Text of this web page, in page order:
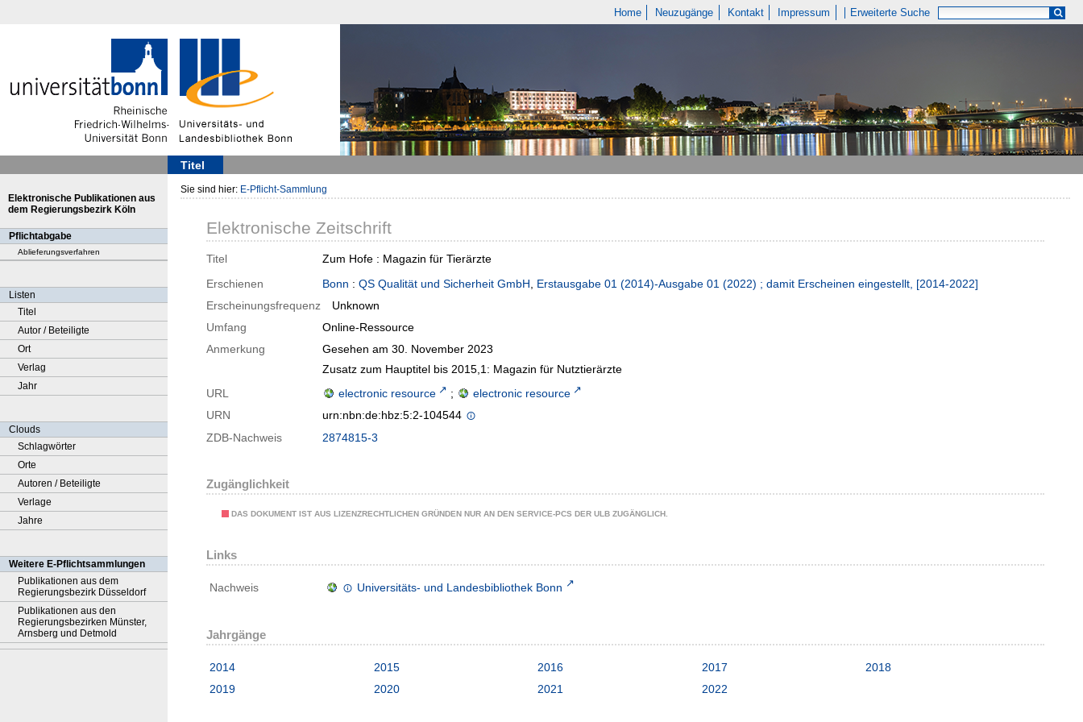
Home Neuzugänge Kontakt Impressum Erweiterte Suche
Titel
Elektronische Publikationen aus
dem Regierungsbezirk Köln
Pflichtabgabe
Ablieferungsverfahren
Listen
Titel
Autor / Beteiligte
Ort
Verlag
Jahr
Clouds
Schlagwörter
Orte
Autoren / Beteiligte
Verlage
Jahre
Weitere E-Pflichtsammlungen
Publikationen aus dem
Regierungsbezirk Düsseldorf
Publikationen aus den
Regierungsbezirken Münster,
Arnsberg und Detmold
Sie sind hier: E-Pflicht-Sammlung
Elektronische Zeitschrift
Titel
Zum Hofe : Magazin für Tierärzte
Erschienen
Bonn : QS Qualität und Sicherheit GmbH, Erstausgabe 01 (2014)-Ausgabe 01 (2022) ; damit Erscheinen eingestellt, [2014-2022]
Erscheinungsfrequenz
Unknown
Umfang
Online-Ressource
Anmerkung
Gesehen am 30. November 2023
Zusatz zum Hauptitel bis 2015,1: Magazin für Nutztierärzte
URL
electronic resource ;
electronic resource
URN
urn:nbn:de:hbz:5:2-104544
ZDB-Nachweis
2874815-3
Zugänglichkeit
DAS DOKUMENT IST AUS LIZENZRECHTLICHEN GRÜNDEN NUR AN DEN SERVICE-PCS DER ULB ZUGÄNGLICH.
Links
Nachweis Universitäts- und Landesbibliothek Bonn
Jahrgänge
2014 2015 2016 2017
2018
2019
2020 2021 2022